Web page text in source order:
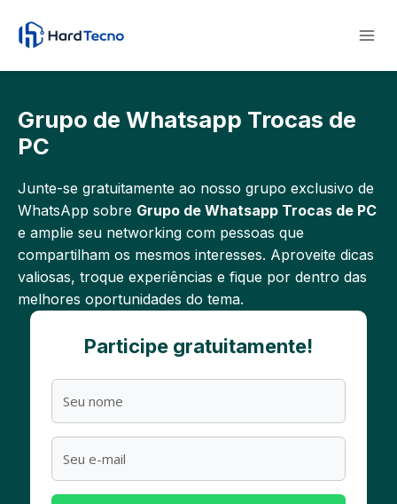
para
Conteúdo
Grupo de Whatsapp Trocas de
PC
Junte-se gratuitamente ao nosso grupo exclusivo de
WhatsApp sobre Grupo de Whatsapp Trocas de PC
e amplie seu networking com pessoas que
compartilham os mesmos interesses. Aproveite dicas
valiosas, troque experiências e fique por dentro das
melhores oportunidades do tema.
Participe gratuitamente!